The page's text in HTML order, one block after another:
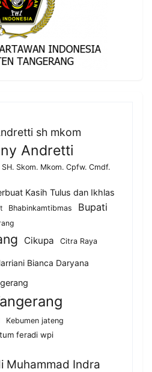
sh mkom
Andretti
Skom. Mkom. Cpfw. Cmdf.
Kasih Tulus dan Ikhlas
Bhabinkamtibmas Bupati
Cikupa Citra Raya
Bianca Daryana
Kebumen jateng
feradi wpi
Muhammad Indra